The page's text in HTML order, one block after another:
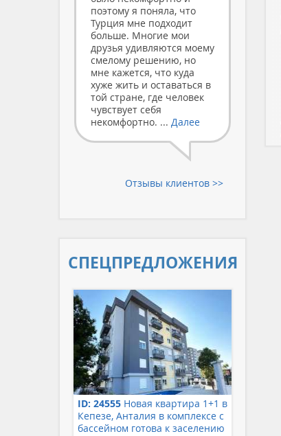
поэтому я поняла, что
Турция мне подходит
больше. Многие мои
друзья удивляются моему
смелому решению, но
мне кажется, что куда
хуже жить и оставаться в
той стране, где человек
чувствует себя
некомфортно. ... Далее
Отзывы клиентов >>
СПЕЦ­ПРЕДЛОЖЕНИЯ
ID: 24555 Новая квартира 1+1 в
Кепезе, Анталия в комплексе с
бассейном готова к заселению